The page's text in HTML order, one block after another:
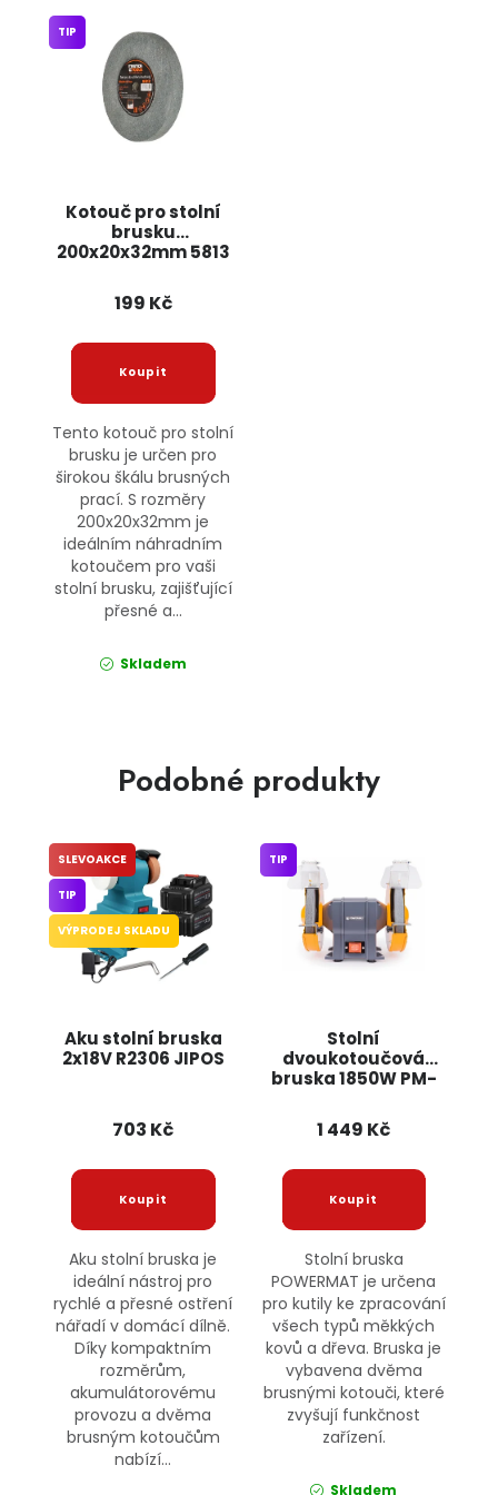
Kotouč pro stolní
brusku
200x20x32mm 5813
TIP
199 Kč
Tento kotouč pro stolní
brusku je určen pro
širokou škálu brusných
prací. S rozměry
200x20x32mm je
ideálním náhradním
kotoučem pro vaši
stolní brusku, zajišťující
přesné a...
Skladem
Podobné produkty
Aku stolní bruska
2x18V R2306 JIPOS
SLEVOAKCE
TIP
VÝPRODEJ SKLADU
703 Kč
Aku stolní bruska je
ideální nástroj pro
rychlé a přesné ostření
nářadí v domácí dílně.
Díky kompaktním
rozměrům,
akumulátorovému
provozu a dvěma
brusným kotoučům
nabízí...
Stolní
dvoukotoučová
bruska 1850W PM-
POWERMAT
TIP
1 449 Kč
Stolní bruska
POWERMAT je určena
pro kutily ke zpracování
všech typů měkkých
kovů a dřeva. Bruska je
vybavena dvěma
brusnými kotouči, které
zvyšují funkčnost
zařízení.
Skladem